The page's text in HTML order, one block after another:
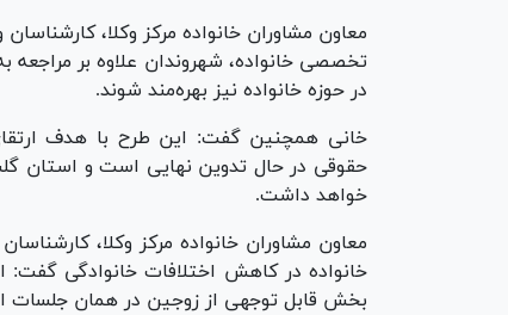
معاون مشاوران خانواده مرکز وکلا،
تخصصی خانواده، شهروندان علاوه بر
در حوزه خانواده نیز بهره‌مند شوند.
خانی همچنین گفت: این طرح با هدف
حقوقی در حال تدوین نهایی است و استان
خواهد داشت.
معاون مشاوران خانواده مرکز وکلا،
خانواده در کاهش اختلافات خانوادگی گفت:
بخش قابل توجهی از زوجین در همان جلسات